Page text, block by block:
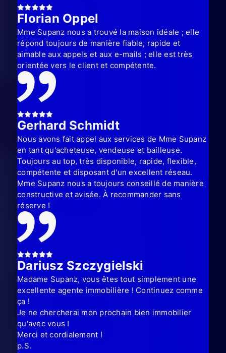
Florian Oppel
Mme Supanz nous a trouvé la maison idéale ; elle
répond toujours de manière fiable, rapide et
aimable aux appels et aux e-mails ; elle est très
orientée vers le client et compétente.
Gerhard Schmidt
Nous avons fait appel aux services de Mme Supanz
en tant qu'acheteuse, vendeuse et bailleuse.
Toujours au top, très disponible, rapide, flexible,
compétente et disposant d'un excellent réseau.
Mme Supanz nous a toujours conseillé de manière
constructive et avisée. À recommander sans
réserve !
Dariusz Szczygielski
Madame Supanz, vous êtes tout simplement une
excellente agente immobilière ! Continuez comme
ça !
Je ne chercherai mon prochain bien immobilier
qu'avec vous !
Merci et cordialement !
p.S.